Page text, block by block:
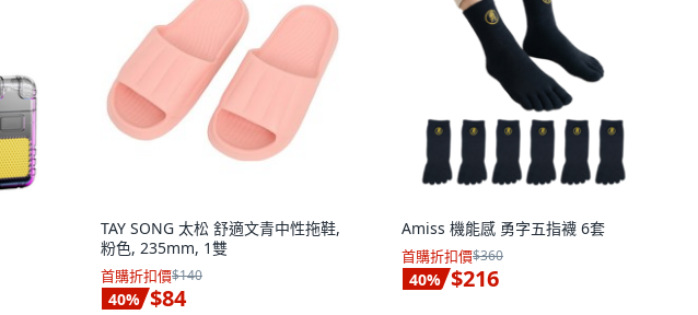
TAY SONG 太松 舒適文青中性拖鞋,
粉色, 235mm, 1雙
首購折扣價$140
40% $84
Amiss 機能感 勇字五指襪 6套
首購折扣價$360
40% $216